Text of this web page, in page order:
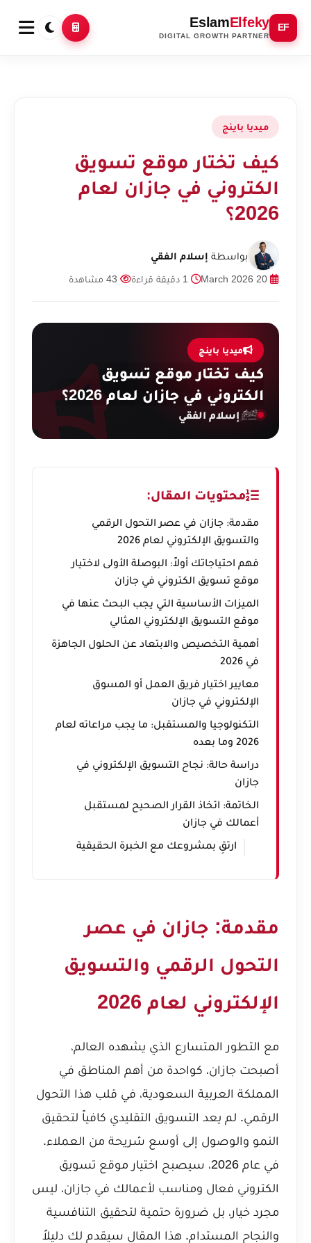
EF
EslamElfeky
DIGITAL GROWTH PARTNER
ميديا باينج
كيف تختار موقع تسويق
الكتروني في جازان لعام
2026؟
بواسطة إسلام الفقي
ميديا باينج
كيف تختار موقع تسويق
الكتروني في جازان لعام 2026؟
إسلام الفقي
محتويات المقال:
مقدمة: جازان في عصر التحول الرقمي
والتسويق الإلكتروني لعام 2026
فهم احتياجاتك أولاً: البوصلة الأولى لاختيار
موقع تسويق الكتروني في جازان
الميزات الأساسية التي يجب البحث عنها في
موقع التسويق الإلكتروني المثالي
أهمية التخصيص والابتعاد عن الحلول الجاهزة
في 2026
معايير اختيار فريق العمل أو المسوق
الإلكتروني في جازان
التكنولوجيا والمستقبل: ما يجب مراعاته لعام
2026 وما بعده
دراسة حالة: نجاح التسويق الإلكتروني في
جازان
الخاتمة: اتخاذ القرار الصحيح لمستقبل
أعمالك في جازان
ارتقِ بمشروعك مع الخبرة الحقيقية
مقدمة: جازان في عصر
التحول الرقمي والتسويق
الإلكتروني لعام 2026
مع التطور المتسارع الذي يشهده العالم،
أصبحت جازان، كواحدة من أهم المناطق في
المملكة العربية السعودية، في قلب هذا التحول
الرقمي. لم يعد التسويق التقليدي كافياً لتحقيق
النمو والوصول إلى أوسع شريحة من العملاء.
في عام 2026، سيصبح اختيار موقع تسويق
الكتروني فعال ومناسب لأعمالك في جازان، ليس
مجرد خيار، بل ضرورة حتمية لتحقيق التنافسية
والنجاح المستدام. هذا المقال سيقدم لك دليلاً